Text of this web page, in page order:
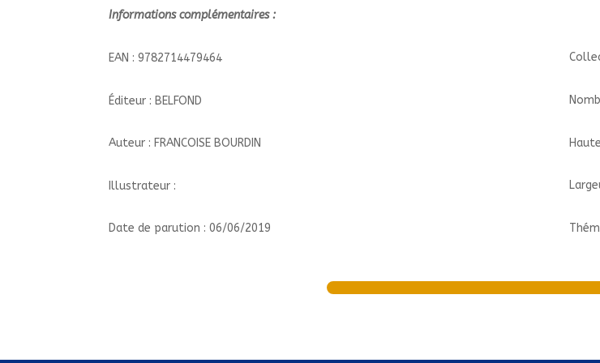
Informations complémentaires :
EAN : 9782714479464
Éditeur : BELFOND
Auteur : FRANCOISE BOURDIN
Illustrateur :
Date de parution : 06/06/2019